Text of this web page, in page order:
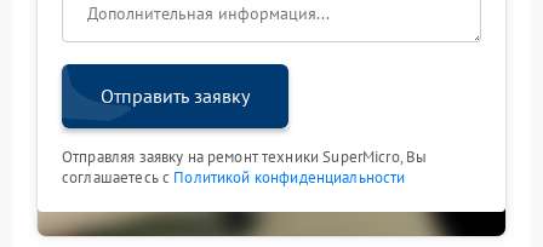
Отправить заявку
Отправляя заявку на ремонт техники SuperMicro, Вы
соглашаетесь с Политикой конфиденциальности